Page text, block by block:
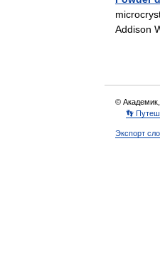
Addison
©
👣
Экспорт